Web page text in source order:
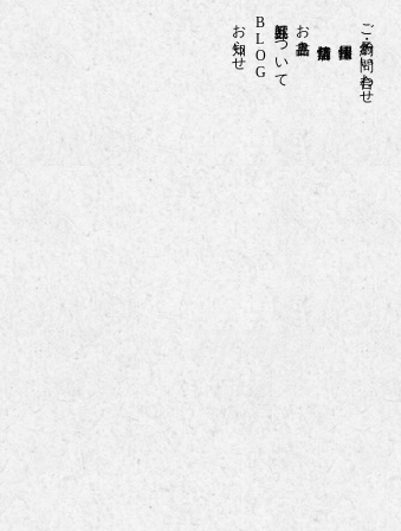
お知らせBLOG甚五郎について お品書き ご予約・お問い合わせ